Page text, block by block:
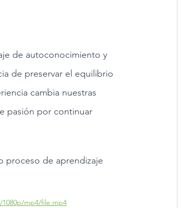
de autoconocimiento y
de preservar el equilibrio
cambia nuestras
pasión por continuar
proceso de aprendizaje
1080p/mp4/file.mp4